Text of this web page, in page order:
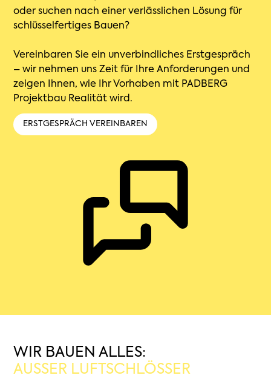
oder suchen nach einer verlässlichen Lösung für
schlüsselfertiges Bauen?
Vereinbaren Sie ein unverbindliches Erstgespräch
– wir nehmen uns Zeit für Ihre Anforderungen und
zeigen Ihnen, wie Ihr Vorhaben mit PADBERG
Projektbau Realität wird.
ERSTGESPRÄCH VEREINBAREN
WIR BAUEN ALLES:
AUSSER LUFTSCHLÖSSER